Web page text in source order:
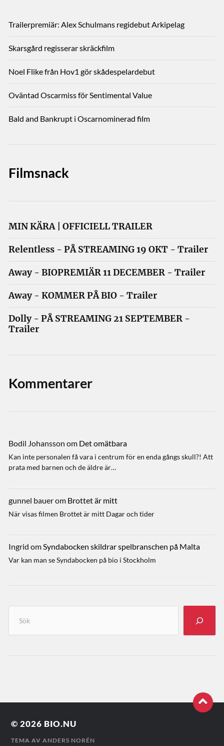
Trailerpremiär: Alex Schulmans regidebut Arkipelag
Skarsgård regisserar skräckfilm
Noel Flike från Hov1 gör skådespelardebut
Oväntad Oscarmiss för Sentimental Value
Bald and Bankrupt i Oscarnominerad film
Filmsnack
MIN KÄRA | OFFICIELL TRAILER
Relentless - PÅ STREAMING 19 OKT - Trailer
Away - BIOPREMIÄR 11 DECEMBER - Trailer
Away - KOMMER PÅ BIO - Trailer
Dolly - PÅ STREAMING 21 SEPTEMBER -
Trailer
Kommentarer
Bodil Johansson om Det omätbara
Kan inte personalen få vara i centrum för en enda gångs skull?! Att
prata med barnen och de äldre är…
gunnel bauerom Brottet är mitt
När visas filmen Brottet är mitt Dagar och tider
Ingrid omSyndabocken skildrar spelbranschen på Malta
Var kan man se Syndabocken på bio i Stockholm
© 2026 BIO.NU
TEMA AVANDERS NORÉN